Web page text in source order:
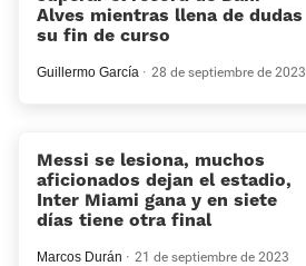
Alves mientras llena de dudas
su fin de curso
Guillermo García 28 de septiembre de 2023
Messi se lesiona, muchos
aficionados dejan el estadio,
Inter Miami gana y en siete
días tiene otra final
Marcos Durán 21 de septiembre de 2023